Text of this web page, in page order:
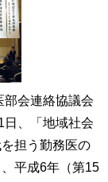
会連絡協議会
日、「地域社会
担う勤務医の
平成6年（第15